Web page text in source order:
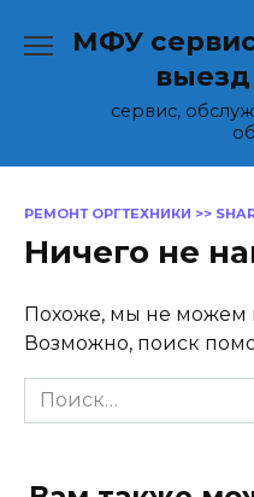
МФУ
сервис,
РЕМОНТ ОРГТЕХНИКИ >>
Ничего не
Похоже, мы не можем
Возможно, поиск
Search
for: